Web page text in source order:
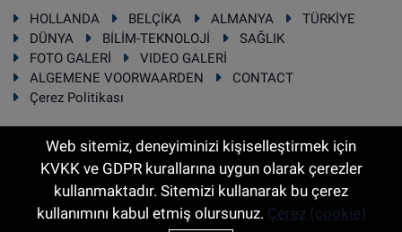
HOLLANDA BELÇİKA ALMANYA
TÜRKİYE
DÜNYA
BİLİM-TEKNOLOJİ
SAĞLIK
FOTO GALERİ
VIDEO GALERİ
ALGEMENE VOORWAARDEN
CONTACT
Çerez Politikası
RSS Copyright © 2025 Sonhaber.eu Her hakkı saklıdır.
Web sitemiz, deneyiminizi kişiselleştirmek için
KVKK ve GDPR kurallarına uygun olarak çerezler
kullanmaktadır. Sitemizi kullanarak bu çerez
kullanımını kabul etmiş olursunuz. Çerez (cookie)